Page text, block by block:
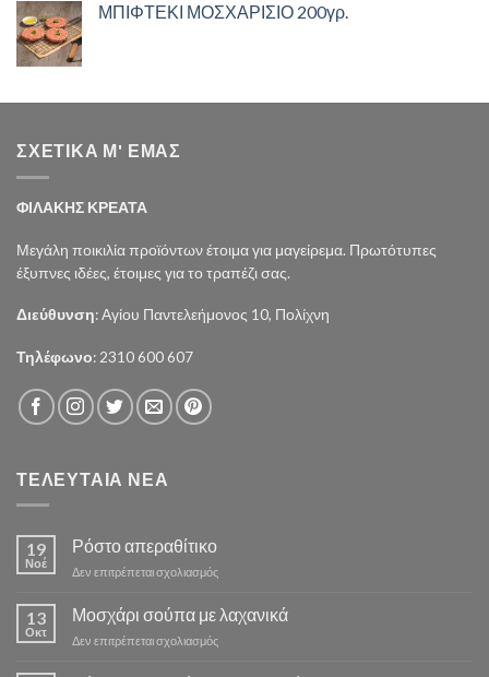
ΜΠΙΦΤΕΚΙ ΜΟΣΧΑΡΙΣΙΟ 200γρ.
ΣΧΕΤΙΚΑ Μ' ΕΜΑΣ
ΦΙΛΑΚΗΣ ΚΡΕΑΤΑ
Μεγάλη ποικιλία προϊόντων έτοιμα για μαγείρεμα. Πρωτότυπες
έξυπνες ιδέες, έτοιμες για το τραπέζι σας.
Διεύθυνση: Αγίου Παντελεήμονος 10, Πολίχνη
Τηλέφωνο: 2310 600 607
ΤΕΛΕΥΤΑΙΑ ΝΕΑ
19
Νοέ
Ρόστο απεραθίτικο
Δεν επιτρέπεται σχολιασμόςστο
απεραθίτικο
13
Οκτ
Μοσχάρι σούπα με λαχανικά
Δεν επιτρέπεται σχολιασμόςστο